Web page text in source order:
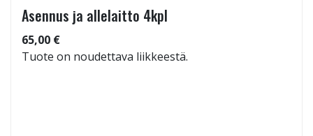
Asennus ja allelaitto 4kpl
65,00 €
Tuote on noudettava liikkeestä.